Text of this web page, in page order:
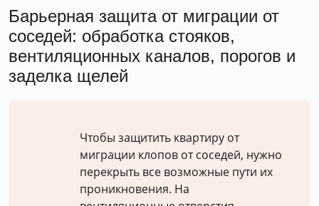
Барьерная защита от миграции от
соседей: обработка стояков,
вентиляционных каналов, порогов и
заделка щелей
Чтобы защитить квартиру от
миграции клопов от соседей, нужно
перекрыть все возможные пути их
проникновения. На